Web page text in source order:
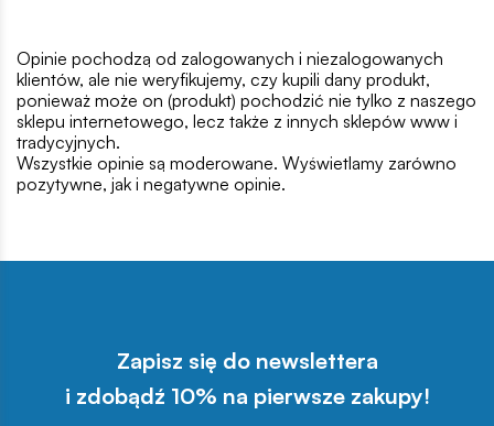
Opinie pochodzą od zalogowanych i niezalogowanych
klientów, ale nie weryfikujemy, czy kupili dany produkt,
ponieważ może on (produkt) pochodzić nie tylko z naszego
sklepu internetowego, lecz także z innych sklepów www i
tradycyjnych.
Wszystkie opinie są moderowane. Wyświetlamy zarówno
pozytywne, jak i negatywne opinie.
Zapisz się do newslettera
i zdobądź 10% na pierwsze zakupy!